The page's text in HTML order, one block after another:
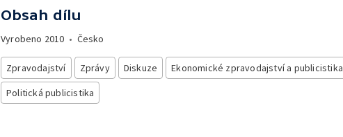
Obsah dílu
Vyrobeno 2010 • Česko
Zpravodajství Zprávy Diskuze
Ekonomické zpravodajství a publicistika
Politická publicistika